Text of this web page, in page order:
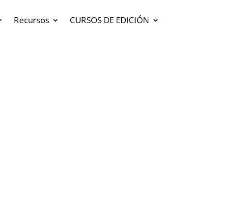
Recursos
CURSOS DE EDICIÓN